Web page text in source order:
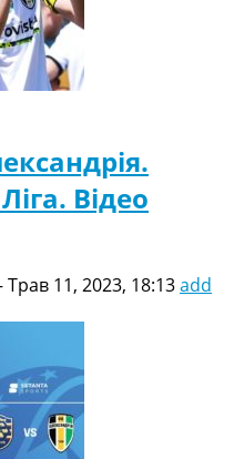
Відео
Трав 11, 2023, 18:13add